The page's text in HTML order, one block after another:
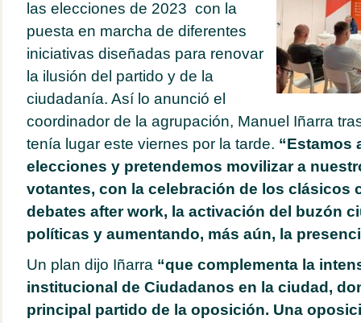
las elecciones de 2023 con la
puesta en marcha de diferentes
iniciativas diseñadas para renovar
la ilusión del partido y de la
ciudadanía. Así lo anunció el
coordinador de la agrupación, Manuel Iñarra
tenía lugar este viernes por la tarde. “Estamos
elecciones y pretendemos movilizar a
votantes, con la celebración de los clásicos
debates after work, la activación del buzón
políticas y aumentando, más aún, la
Un plan dijo Iñarra “que complementa la
institucional de Ciudadanos en la ciudad,
principal partido de la oposición. Una